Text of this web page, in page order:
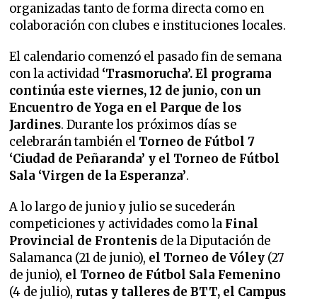
organizadas tanto de forma directa como en
colaboración con clubes e instituciones locales.
El calendario comenzó el pasado fin de semana
con la actividad ‘Trasmorucha’. El programa
continúa este viernes, 12 de junio, con un
Encuentro de Yoga en el Parque de los
Jardines. Durante los próximos días se
celebrarán también el Torneo de Fútbol 7
‘Ciudad de Peñaranda’ y el Torneo de Fútbol
Sala ‘Virgen de la Esperanza’.
A lo largo de junio y julio se sucederán
competiciones y actividades como la Final
Provincial de Frontenis de la Diputación de
Salamanca (21 de junio), el Torneo de Vóley (27
de junio), el Torneo de Fútbol Sala Femenino
(4 de julio), rutas y talleres de BTT, el Campus